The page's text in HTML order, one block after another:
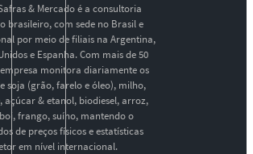
& Mercado é a consultoria
brasileiro, com sede no Brasil e
por meio de filiais na Argentina,
e Espanha. Com mais de 50
monitora diariamente os
soja (grão, farelo e óleo), milho,
açúcar & etanol, biodiesel, arroz,
frango, suíno, mantendo o
de preços físicos e estatísticas
em nível internacional.